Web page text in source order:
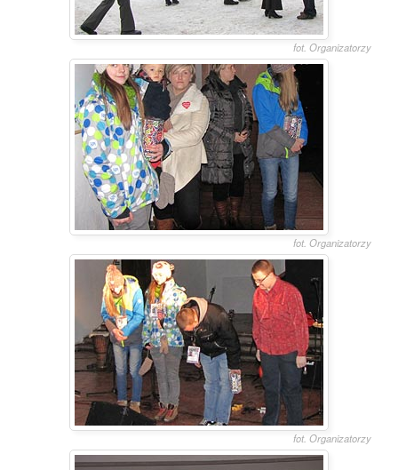
fot. Organizatorzy
fot. Organizatorzy
fot. Organizatorzy